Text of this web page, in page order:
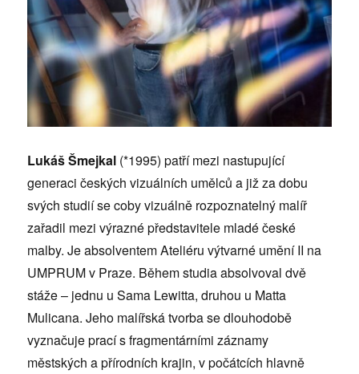
Lukáš Šmejkal (*1995) patří mezi nastupující
generaci českých vizuálních umělců a již za dobu
svých studií se coby vizuálně rozpoznatelný malíř
zařadil mezi výrazné představitele mladé české
malby. Je absolventem Ateliéru výtvarné umění II na
UMPRUM v Praze. Během studia absolvoval dvě
stáže – jednu u Sama Lewitta, druhou u Matta
Mulicana. Jeho malířská tvorba se dlouhodobě
vyznačuje prací s fragmentárními záznamy
městských a přírodních krajin, v počátcích hlavně